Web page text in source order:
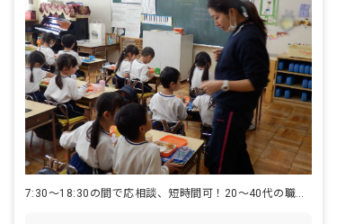
7:30〜18:30の間で応相談、短時間可！20～40代の職員が活躍中